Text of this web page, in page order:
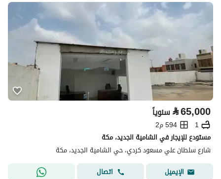
⃁65,000 سنوياً
1
594 م2
مستودع للإيجار في الشامية الجديد، مكة
شارع سلطان علي مسعود كردي، حي الشامية الجديد، مكة
الإيميل
اتصال